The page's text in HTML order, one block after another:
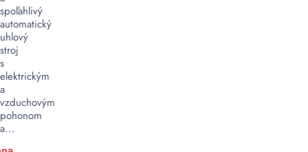
spoľahlivý
automatický
uhlový
stroj
s
elektrickým
a
vzduchovým
pohonom
a...